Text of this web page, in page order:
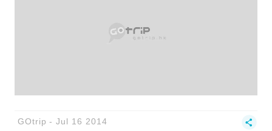
GOtrip Jul 16 2014